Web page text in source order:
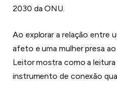
2030 da ONU.
Ao explorar a relação entre
afeto e uma mulher presa
Leitor mostra como a
instrumento de conexão